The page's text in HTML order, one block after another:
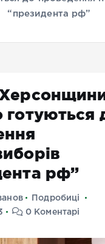
“президента рф”
готуються
рф”
Подробиці
0 Коментарі